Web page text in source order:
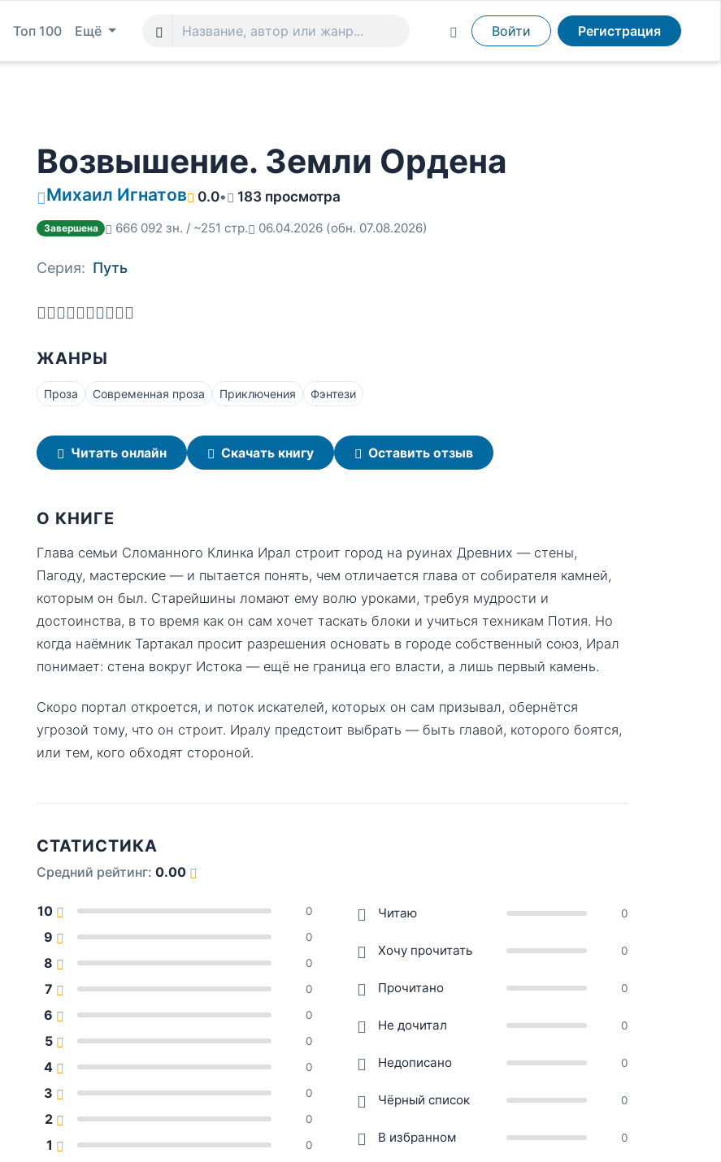
Топ 100 Ещё Войти Регистрация
Возвышение. Земли Ордена
Михаил Игнатов 0.0• 183 просмотра
Завершена 666 092 зн. / ~251 стр. 06.04.2026 (обн. 07.08.2026)
Серия: Путь
ЖАНРЫ
Проза Современная проза Приключения Фэнтези
Читать онлайн Скачать книгу Оставить отзыв
О КНИГЕ
Глава семьи Сломанного Клинка Ирал строит город на руинах Древних — стены,
Пагоду, мастерские — и пытается понять, чем отличается глава от собирателя камней,
которым он был. Старейшины ломают ему волю уроками, требуя мудрости и
достоинства, в то время как он сам хочет таскать блоки и учиться техникам Потия. Но
когда наёмник Тартакал просит разрешения основать в городе собственный союз, Ирал
понимает: стена вокруг Истока — ещё не граница его власти, а лишь первый камень.
Скоро портал откроется, и поток искателей, которых он сам призывал, обернётся
угрозой тому, что он строит. Иралу предстоит выбрать — быть главой, которого боятся,
или тем, кого обходят стороной.
СТАТИСТИКА
Средний рейтинг: 0.00
10 0
9 0
8 0
7 0
6 0
5 0
4 0
3 0
2 0
1 0
Читаю 0
Хочу прочитать 0
Прочитано 0
Не дочитал 0
Недописано 0
Чёрный список 0
В избранном 0